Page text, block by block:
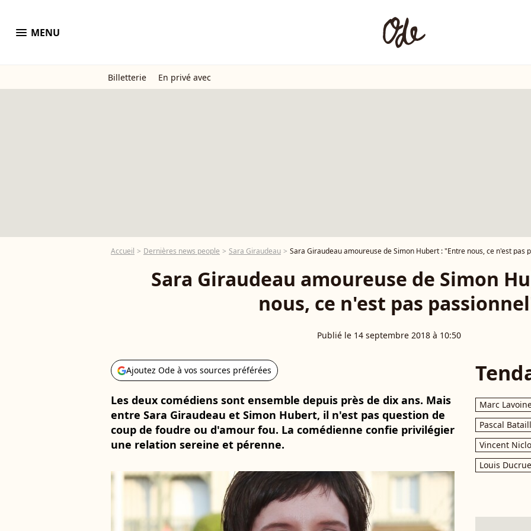
menu MENU
Billetterie En privé avec
Accueil Dernières news people Sara Giraudeau Sara Giraudeau amoureuse de Simon Hubert : "Entre nous, ce n'est pas
Sara Giraudeau amoureuse de Simon
nous, ce n'est pas
Publié le 14 septembre 2018 à 10:50
Ajoutez Ode à vos sources préférées
Les deux comédiens sont ensemble depuis près de dix ans. Mais
entre Sara Giraudeau et Simon Hubert, il n'est pas question de
coup de foudre ou d'amour fou. La comédienne confie privilégier
une relation sereine et pérenne.
Marc
Pascal
Vincent Niclo
Louis